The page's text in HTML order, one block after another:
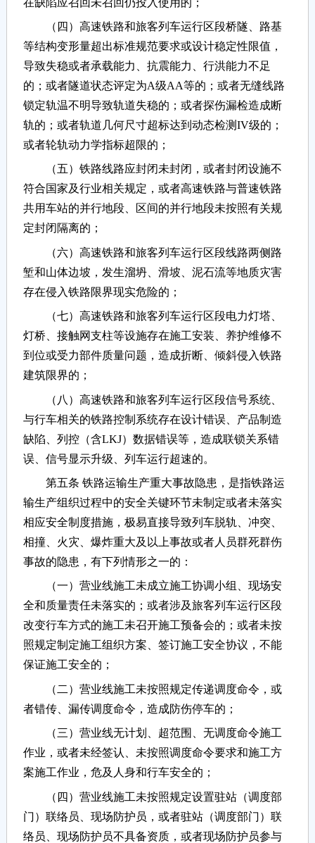
（四）高速铁路和旅客列车运行区段桥隧、路基
等结构变形量超出标准规范要求或设计稳定性限值，
导致失稳或者承载能力、抗震能力、行洪能力不足
的；或者隧道状态评定为A级AA等的；或者无缝线路
锁定轨温不明导致轨道失稳的；或者探伤漏检造成断
轨的；或者轨道几何尺寸超标达到动态检测IV级的；
或者轮轨动力学指标超限的；
（五）铁路线路应封闭未封闭，或者封闭设施不
符合国家及行业相关规定，或者高速铁路与普速铁路
共用车站的并行地段、区间的并行地段未按照有关规
定封闭隔离的；
（六）高速铁路和旅客列车运行区段线路两侧路
堑和山体边坡，发生溜坍、滑坡、泥石流等地质灾害
存在侵入铁路限界现实危险的；
（七）高速铁路和旅客列车运行区段电力灯塔、
灯桥、接触网支柱等设施存在施工安装、养护维修不
到位或受力部件质量问题，造成折断、倾斜侵入铁路
建筑限界的；
（八）高速铁路和旅客列车运行区段信号系统、
与行车相关的铁路控制系统存在设计错误、产品制造
缺陷、列控（含LKJ）数据错误等，造成联锁关系错
误、信号显示升级、列车运行超速的。
第五条 铁路运输生产重大事故隐患，是指铁路运
输生产组织过程中的安全关键环节未制定或者未落实
相应安全制度措施，极易直接导致列车脱轨、冲突、
相撞、火灾、爆炸重大及以上事故或者人员群死群伤
事故的隐患，有下列情形之一的：
（一）营业线施工未成立施工协调小组、现场安
全和质量责任未落实的；或者涉及旅客列车运行区段
改变行车方式的施工未召开施工预备会的；或者未按
照规定制定施工组织方案、签订施工安全协议，不能
保证施工安全的；
（二）营业线施工未按照规定传递调度命令，或
者错传、漏传调度命令，造成防伤停车的；
（三）营业线无计划、超范围、无调度命令施工
作业，或者未经签认、未按照调度命令要求和施工方
案施工作业，危及人身和行车安全的；
（四）营业线施工未按照规定设置驻站（调度部
门）联络员、现场防护员，或者驻站（调度部门）联
络员、现场防护员不具备资质，或者现场防护员参与